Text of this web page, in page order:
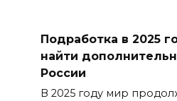
Подработка в 2025
найти
России
В 2025 году мир